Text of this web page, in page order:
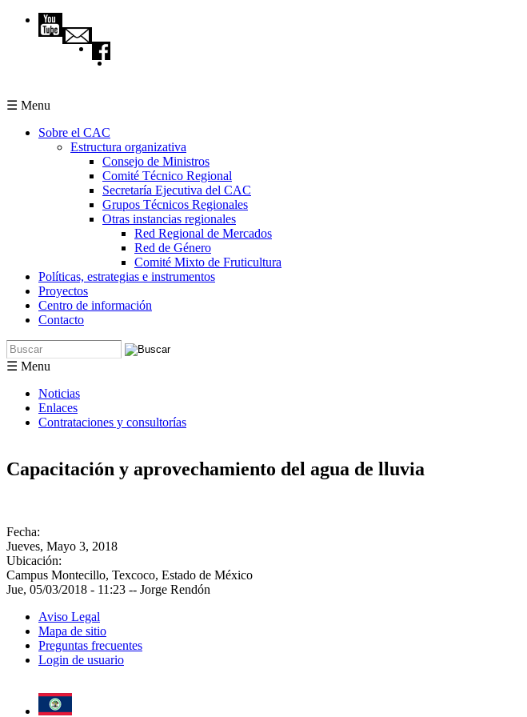
Pasar al contenido principal
☰ Menu
Sobre el CAC
Estructura organizativa
Consejo de Ministros
Comité Técnico Regional
Secretaría Ejecutiva del CAC
Grupos Técnicos Regionales
Otras instancias regionales
Red Regional de Mercados
Red de Género
Comité Mixto de Fruticultura
Políticas, estrategias e instrumentos
Proyectos
Centro de información
Contacto
Formulario de búsqueda
Buscar
☰ Menu
Noticias
Enlaces
Contrataciones y consultorías
Capacitación y aprovechamiento del agua de lluvia
Fecha:
Jueves, Mayo 3, 2018
Ubicación:
Campus Montecillo, Texcoco, Estado de México
Jue, 05/03/2018 - 11:23 -- Jorge Rendón
Aviso Legal
Mapa de sitio
Preguntas frecuentes
Login de usuario